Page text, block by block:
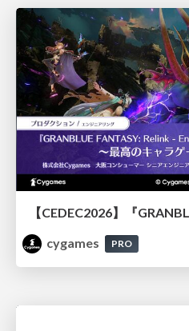
cygames
PRO